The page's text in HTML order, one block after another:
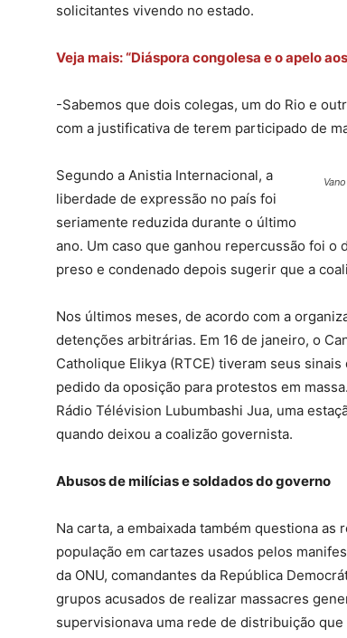
solicitantes vivendo no estado.
Veja mais: “Diáspora congolesa e o apelo
-Sabemos que dois colegas, um do Rio e
com a justificativa de terem participado de
Segundo a Anistia Internacional, a
liberdade de expressão no país foi
seriamente reduzida durante o último
ano. Um caso que ganhou repercussão foi o
preso e condenado depois sugerir que a
Nos últimos meses, de acordo com a
detenções arbitrárias. Em 16 de janeiro, o
Catholique Elikya (RTCE) tiveram seus
pedido da oposição para protestos em
Rádio Télévision Lubumbashi Jua, uma
quando deixou a coalizão governista.
Abusos de milícias e soldados do governo
Na carta, a embaixada também questiona
população em cartazes usados pelos
da ONU, comandantes da República
grupos acusados de realizar massacres
supervisionava uma rede de distribuição